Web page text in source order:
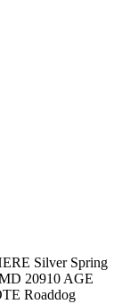
Silver Spring
20910 AGE
Roaddog